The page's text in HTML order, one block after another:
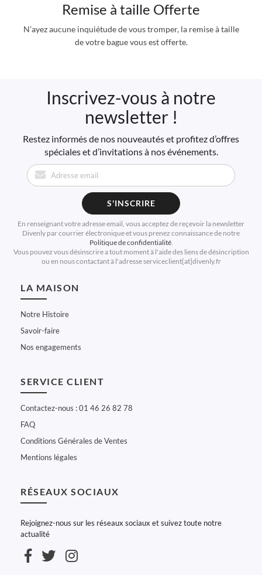
Remise à taille Offerte
N’ayez aucune inquiétude de vous tromper, la remise à taille
de votre bague vous est offerte.
Inscrivez-vous à notre
newsletter !
Restez informés de nos nouveautés et profitez d’offres
spéciales et d’invitations à nos événements.
S'INSCRIRE
En renseignant votre adresse email, vous acceptez de reçevoir la newsletter
Divenly par courrier électronique et vous prenez connaissance de notre
Politique de confidentialité.
Vous pouvez vous désinscrire a tout moment à l'aide des liens de désincription
ou en nous contactant à l'adresse serviceclient[at]divenly.fr
LA MAISON
Notre Histoire
Savoir-faire
Nos engagements
SERVICE CLIENT
Contactez-nous : 01 46 26 82 78
FAQ
Conditions Générales de Ventes
Mentions légales
RÉSEAUX SOCIAUX
Rejoignez-nous sur les réseaux sociaux et suivez toute notre
actualité